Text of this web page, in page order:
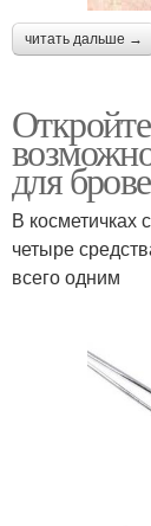
читать дальше →
для
В косметичках
четыре
всего одним